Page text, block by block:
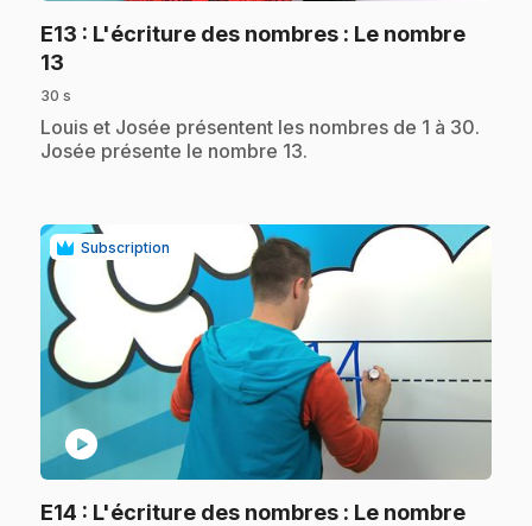
E13 : L'écriture des nombres : Le nombre
13
30 s
.Louis et Josée présentent les nombres de 1 à 30.
Josée présente le nombre 13.
Subscription
play_circle
E14 : L'écriture des nombres : Le nombre